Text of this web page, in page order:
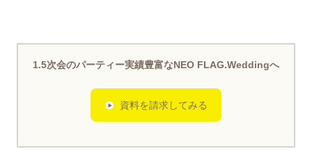
1.5次会のパーティー実績豊富なNEO FLAG.Weddingへ
資料を請求してみる